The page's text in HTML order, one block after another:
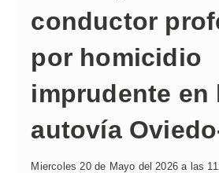
conductor
por homicidio
imprudente en
autovía
Miercoles 20 de Mayo del 2026 a las